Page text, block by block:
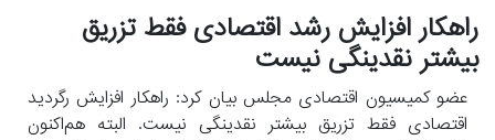
راهکار افزایش رشد اقتصادی فقط تزریق
بیشتر نقدینگی نیست
عضو کمیسیون اقتصادی مجلس بیان کرد: راهکار افزایش رگردید
اقتصادی فقط تزریق بیشتر نقدینگی نیست. البته هم‌اکنون